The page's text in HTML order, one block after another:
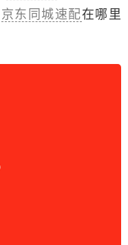
京东同城速配在哪里